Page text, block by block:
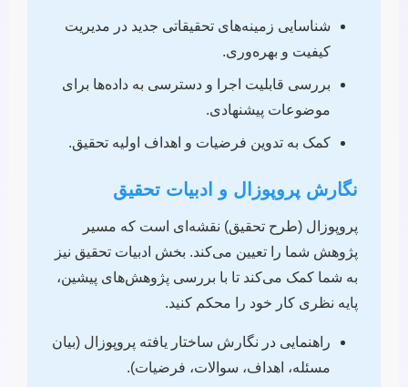
شناسایی زمینه‌های تحقیقاتی جدید در مدیریت
کیفیت و بهره‌وری.
بررسی قابلیت اجرا و دسترسی به داده‌ها برای
موضوعات پیشنهادی.
کمک به تدوین فرضیات و اهداف اولیه تحقیق.
نگارش پروپوزال و ادبیات تحقیق
پروپوزال (طرح تحقیق) نقشه‌ای است که مسیر
پژوهش شما را تعیین می‌کند. بخش ادبیات تحقیق نیز
به شما کمک می‌کند تا با بررسی پژوهش‌های پیشین،
پایه نظری کار خود را محکم کنید.
راهنمایی در نگارش ساختار یافته پروپوزال (بیان
مسئله، اهداف، سوالات، فرضیات).